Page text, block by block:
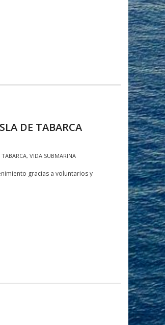
DE TABARCA
TABARCA, VIDA SUBMARINA
gracias a voluntarios y